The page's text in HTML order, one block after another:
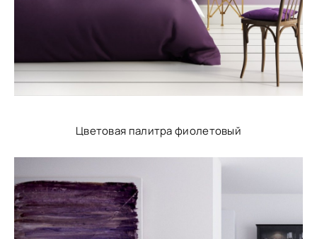
Цветовая палитра фиолетовый